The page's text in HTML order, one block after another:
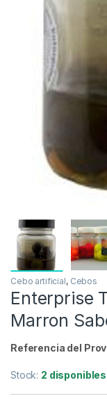
Cebo artificial, Cebos
Enterprise
Marron
Referencia del
Stock: 2 disponibles